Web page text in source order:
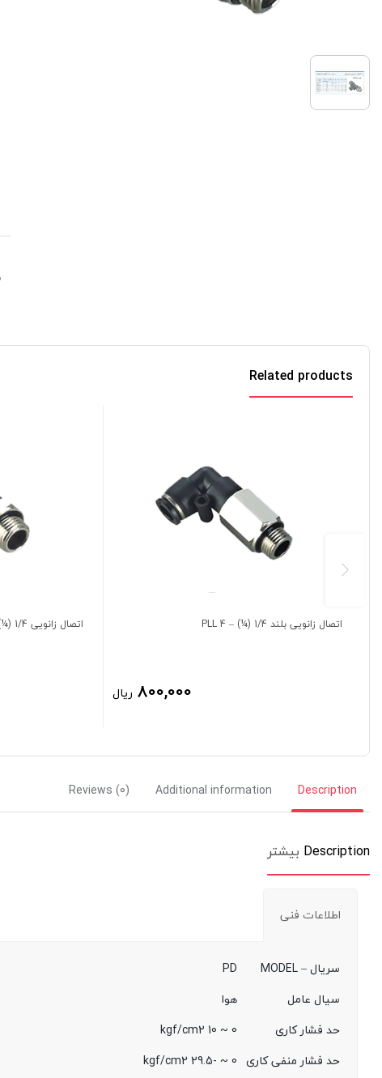
Related products
اتصال زانویی بلند 1/4 (¼) – 4 PLL
800,000 ریال
اتصال زانویی 1/4 (¼) – 6 PL
Description
Additional information
Reviews (0)
Description بیشتر
اطلاعات فنی
سریال – MODEL
PD
سیال عامل
هوا
حد فشار کاری
0 ~ 10 kgf/cm2
حد فشار منفی کاری 0 ~ -29.5 kgf/cm2